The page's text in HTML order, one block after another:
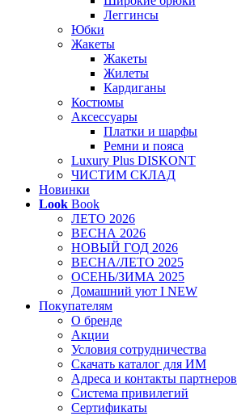
Леггинсы
Юбки
Жакеты
Жакеты
Жилеты
Кардиганы
Костюмы
Аксессуары
Платки и шарфы
Ремни и пояса
Luxury Plus DISKONT
ЧИСТИМ СКЛАД
Новинки
Look Book
ЛЕТО 2026
ВЕСНА 2026
НОВЫЙ ГОД 2026
ВЕСНА/ЛЕТО 2025
ОСЕНЬ/ЗИМА 2025
Домашний уют I NEW
Покупателям
О бренде
Акции
Условия сотрудничества
Скачать каталог для ИМ
Адреса и контакты партнеров
Система привилегий
Сертификаты